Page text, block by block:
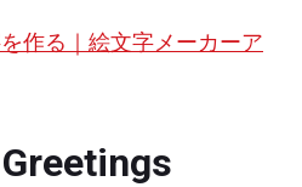
作る｜絵文字メーカーア